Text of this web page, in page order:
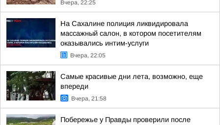
Вчера, 22:25
На Сахалине полиция ликвидировала
массажный салон, в котором посетителям
оказывались интим-услуги
Вчера, 22:05
Самые красивые дни лета, возможно, еще
впереди
Вчера, 21:58
Побережье у Правды проверили после